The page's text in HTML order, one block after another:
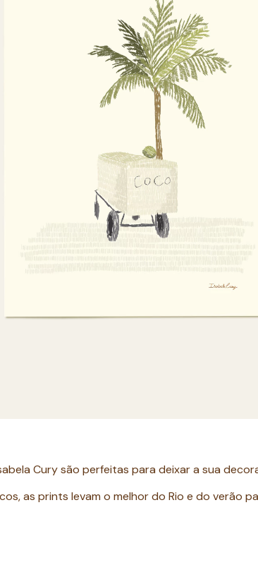
Cury são perfeitas para deixar a sua
as prints levam o melhor do Rio e do verão